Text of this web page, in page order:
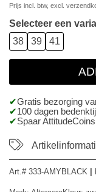
Prijs incl. btw, excl.
Selecteer een
38
39 41
Gratis bezorging
100 dagen
Spaar
Art.# 333-AMYBLACK